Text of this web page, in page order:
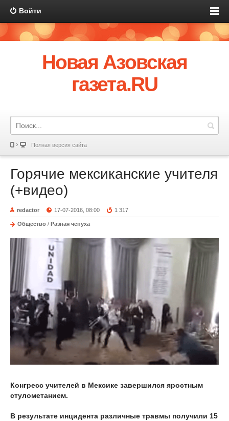
Войти
Новая Азовская
газета.RU
Полная версия сайта
Горячие мексиканские учителя
(+видео)
redactor 17-07-2016, 08:00 1 317
Общество / Разная чепуха
Конгресс учителей в Мексике завершился яростным
стулометанием.
В результате инцидента различные травмы получили 15